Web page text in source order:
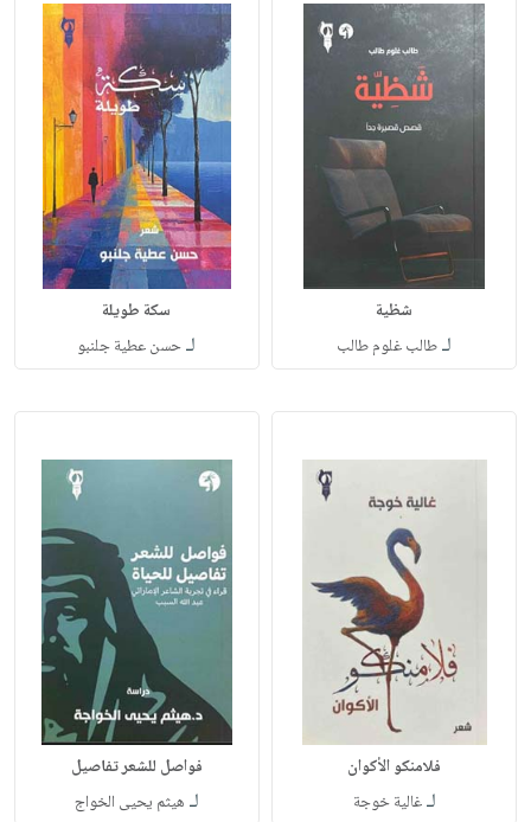
شظية
لـطالب غلوم طالب
سكة طويلة
لـحسن عطية جلنبو
فلامنكو الأكوان
لـغالية خوجة
فواصل للشعر تفاصيل
لـ هيثم يحيى الخواج